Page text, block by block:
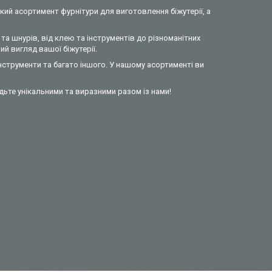
асортимент фурнітури для виготовлення біжутерії, а
шнурів, від клею та інструментів до різноманітних
вигляд вашої біжутерії.
та багато іншого. У нашому асортименті ви
унікальними та виразними разом із нами!